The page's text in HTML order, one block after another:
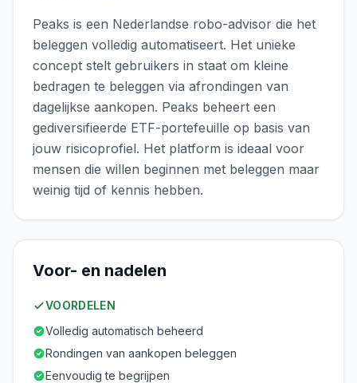
Peaks is een Nederlandse robo-advisor die het
beleggen volledig automatiseert. Het unieke
concept stelt gebruikers in staat om kleine
bedragen te beleggen via afrondingen van
dagelijkse aankopen. Peaks beheert een
gediversifieerde ETF-portefeuille op basis van
jouw risicoprofiel. Het platform is ideaal voor
mensen die willen beginnen met beleggen maar
weinig tijd of kennis hebben.
Voor- en nadelen
VOORDELEN
Volledig automatisch beheerd
Rondingen van aankopen beleggen
Eenvoudig te begrijpen